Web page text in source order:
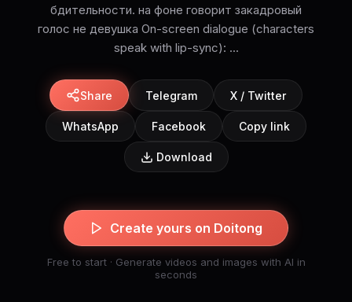
бдительности. на фоне говорит закадровый
голос не девушка On-screen dialogue (characters
speak with lip-sync): ...
Share Telegram X / Twitter
WhatsApp Facebook Copy link
Download
Create yours on Doitong
Free to start · Generate videos and images with AI in
seconds